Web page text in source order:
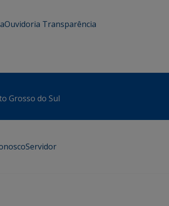
Ouvidoria Transparência
Grosso do Sul
Servidor